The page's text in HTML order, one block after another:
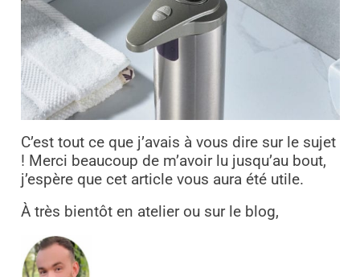
C’est tout ce que j’avais à vous dire sur le sujet
! Merci beaucoup de m’avoir lu jusqu’au bout,
j’espère que cet article vous aura été utile.
À très bientôt en atelier ou sur le blog,